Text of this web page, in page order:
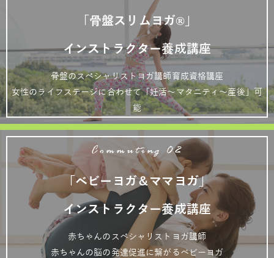
「骨盤スリムヨガ®」
インストラクター養成講座
骨盤のスペシャリストヨガ講師育成資格講座
女性のライフステージに合わせて「妊活～マタニティ～産後」可
能
Commuting 02
「ベビーヨガ＆ママヨガ」
インストラクター養成講座
赤ちゃんのスペシャリストヨガ講師
赤ちゃんの脳の発達促進に繋がるベビーヨガ